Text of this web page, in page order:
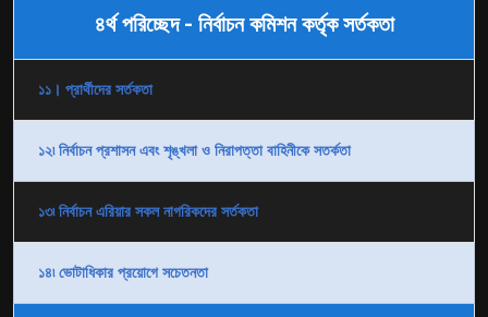
৪র্থ পরিচ্ছেদ - নির্বাচন কমিশন কর্তৃক সর্তকতা
১১। প্রার্থীদের সর্তকতা
১২৷ নির্বাচন প্রশাসন এবং শৃঙ্খলা ও নিরাপত্তা বাহিনীকে সতর্কতা
১৩৷ নির্বাচন এরিয়ার সকল নাগরিকদের সর্তকতা
১৪৷ ভোটাধিকার প্রয়োগে সচেতনতা